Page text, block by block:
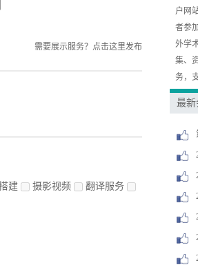
需要展示服务？ 点击这里发布
建 摄影视频
翻译服务
户网
者参
外学
集、
务，
最新